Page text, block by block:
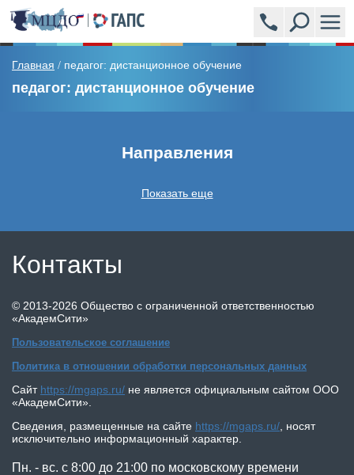
ПРОГРАММЫ
ОБРАЗЦЫ ВЫДАВАЕМЫХ ДОКУМЕНТОВ
ОТЗЫВЫ
СТОИМОСТЬ
КОНТАКТЫ
Главная / педагог: дистанционное обучение
педагог: дистанционное обучение
Направления
Показать еще
Контакты
© 2013-2026 Общество с ограниченной ответственностью
«АкадемСити»
Пользовательское соглашение
Политика в отношении обработки персональных данных
Сайт https://mgaps.ru/ не является официальным сайтом ООО
«АкадемСити»
Сведения, размещенные на сайте https://mgaps.ru/ носят
исключительно информационный характер.
Пн. - вс. с 8:00 до 21:00 по московскому времени